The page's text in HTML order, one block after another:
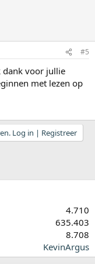
#5
dank voor jullie
met lezen op
Log in | Registreer
4.710
635.403
8.708
KevinArgus